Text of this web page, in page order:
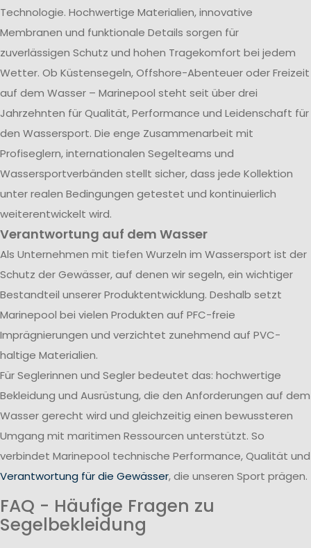
Technologie. Hochwertige Materialien, innovative
Membranen und funktionale Details sorgen für
zuverlässigen Schutz und hohen Tragekomfort bei jedem
Wetter. Ob Küstensegeln, Offshore-Abenteuer oder Freizeit
auf dem Wasser – Marinepool steht seit über drei
Jahrzehnten für Qualität, Performance und Leidenschaft für
den Wassersport. Die enge Zusammenarbeit mit
Profiseglern, internationalen Segelteams und
Wassersportverbänden stellt sicher, dass jede Kollektion
unter realen Bedingungen getestet und kontinuierlich
weiterentwickelt wird.
Verantwortung auf dem Wasser
Als Unternehmen mit tiefen Wurzeln im Wassersport ist der
Schutz der Gewässer, auf denen wir segeln, ein wichtiger
Bestandteil unserer Produktentwicklung. Deshalb setzt
Marinepool bei vielen Produkten auf PFC-freie
Imprägnierungen und verzichtet zunehmend auf PVC-
haltige Materialien.
Für Seglerinnen und Segler bedeutet das: hochwertige
Bekleidung und Ausrüstung, die den Anforderungen auf dem
Wasser gerecht wird und gleichzeitig einen bewussteren
Umgang mit maritimen Ressourcen unterstützt. So
verbindet Marinepool technische Performance, Qualität und
Verantwortung für die Gewässer, die unseren Sport prägen.
FAQ - Häufige Fragen zu
Segelbekleidung